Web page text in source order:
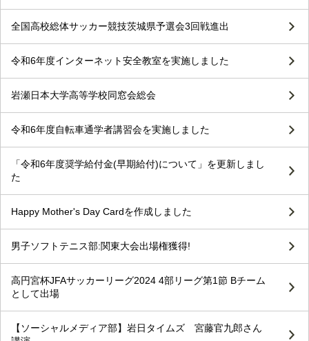
全国高校総体サッカー競技茨城県予選会3回戦進出
令和6年度インターネット安全教室を実施しました
岩瀬日本大学高等学校同窓会総会
令和6年度自転車通学者講習会を実施しました
「令和6年度奨学給付金(早期給付)について」を更新しまし
た
Happy Mother's Day Cardを作成しました
男子ソフトテニス部:関東大会出場権獲得!
高円宮杯JFAサッカーリーグ2024 4部リーグ第1節 Bチーム
として出場
【ソーシャルメディア部】岩日タイムズ 宮藤官九郎さん